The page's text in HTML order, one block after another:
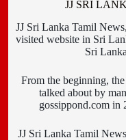
JJ SRI
JJ Sri Lanka Tamil
visited website in Sri
Sri
From the beginning,
talked about by
gossippond.com in
JJ Sri Lanka Tamil